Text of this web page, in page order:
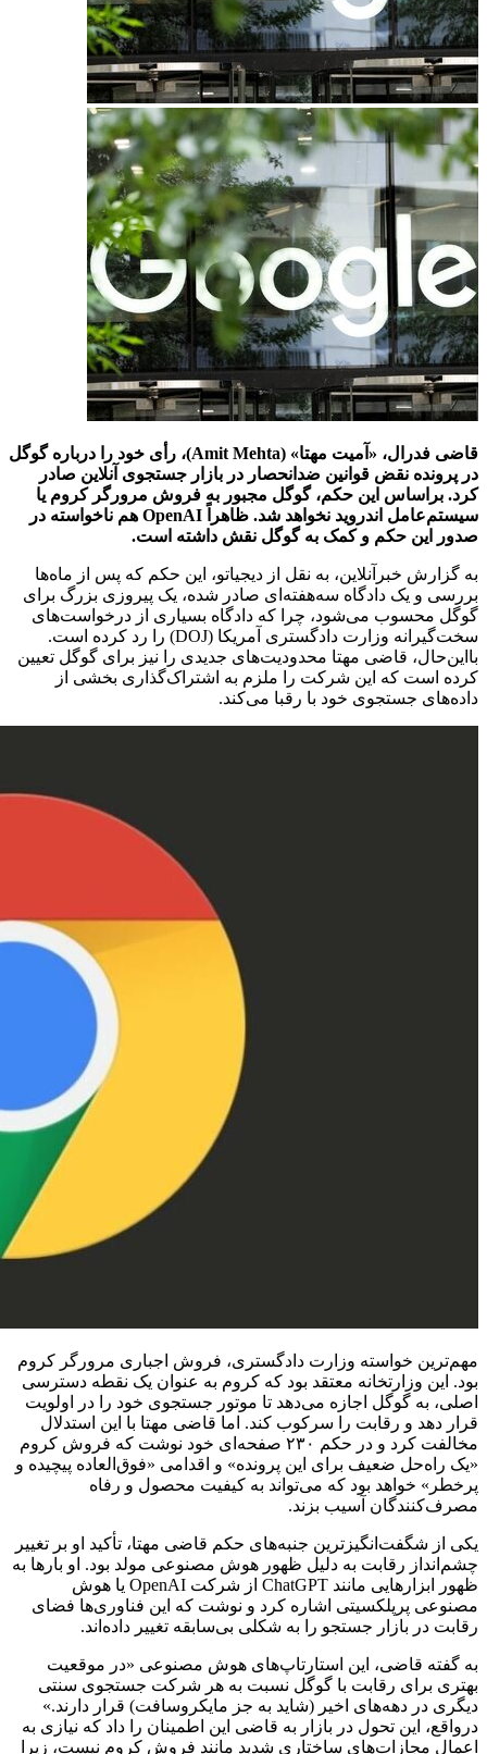
قاضی فدرال، «آمیت مهتا» (Amit Mehta)، رأی خود را درباره گوگل
در پرونده نقض قوانین ضدانحصار در بازار جستجوی آنلاین صادر
کرد. براساس این حکم، گوگل مجبور به فروش مرورگر کروم یا
سیستم‌عامل اندروید نخواهد شد. ظاهراً OpenAI هم ناخواسته در
صدور این حکم و کمک به گوگل نقش داشته است.
به گزارش خبرآنلاین، به نقل از دیجیاتو، این حکم که پس از ماه‌ها
بررسی و یک دادگاه سه‌هفته‌ای صادر شده، یک پیروزی بزرگ برای
گوگل محسوب می‌شود، چرا که دادگاه بسیاری از درخواست‌های
سخت‌گیرانه وزارت دادگستری آمریکا (DOJ) را رد کرده است.
بااین‌حال، قاضی مهتا محدودیت‌های جدیدی را نیز برای گوگل تعیین
کرده است که این شرکت را ملزم به اشتراک‌گذاری بخشی از
داده‌های جستجوی خود با رقبا می‌کند.
مهم‌ترین خواسته وزارت دادگستری، فروش اجباری مرورگر کروم
بود. این وزارتخانه معتقد بود که کروم به عنوان یک نقطه دسترسی
اصلی، به گوگل اجازه می‌دهد تا موتور جستجوی خود را در اولویت
قرار دهد و رقابت را سرکوب کند. اما قاضی مهتا با این استدلال
مخالفت کرد و در حکم ۲۳۰ صفحه‌ای خود نوشت که فروش کروم
«یک راه‌حل ضعیف برای این پرونده» و اقدامی «فوق‌العاده پیچیده و
پرخطر» خواهد بود که می‌تواند به کیفیت محصول و رفاه
مصرف‌کنندگان آسیب بزند.
یکی از شگفت‌انگیزترین جنبه‌های حکم قاضی مهتا، تأکید او بر تغییر
چشم‌انداز رقابت به دلیل ظهور هوش مصنوعی مولد بود. او بارها به
ظهور ابزارهایی مانند ChatGPT از شرکت OpenAI یا هوش
مصنوعی پرپلکسیتی اشاره کرد و نوشت که این فناوری‌ها فضای
رقابت در بازار جستجو را به شکلی بی‌سابقه تغییر داده‌اند.
به گفته قاضی، این استارتاپ‌های هوش مصنوعی «در موقعیت
بهتری برای رقابت با گوگل نسبت به هر شرکت جستجوی سنتی
دیگری در دهه‌های اخیر (شاید به جز مایکروسافت) قرار دارند.»
درواقع، این تحول در بازار به قاضی این اطمینان را داد که نیازی به
اعمال مجازات‌های ساختاری شدید مانند فروش کروم نیست، زیرا